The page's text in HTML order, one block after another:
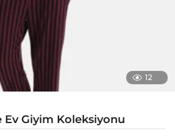
12
Ev Giyim Koleksiyonu